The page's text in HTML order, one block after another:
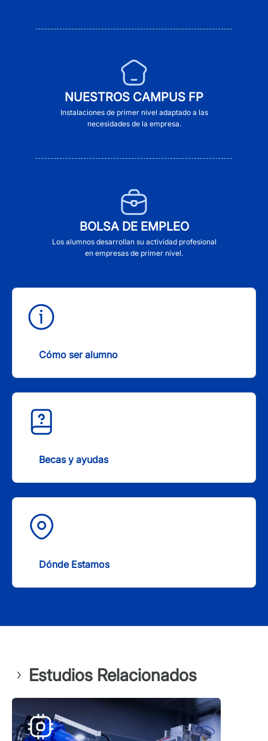
NUESTROS CAMPUS FP
Instalaciones de primer nivel adaptado a las
necesidades de la empresa.
BOLSA DE EMPLEO
Los alumnos desarrollan su actividad profesional
en empresas de primer nivel.
Cómo ser alumno
Becas y ayudas
Dónde Estamos
Estudios Relacionados